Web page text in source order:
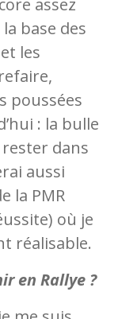
base des
les
poussées
: la bulle
dans
aussi
la PMR
où je
réalisable.
en Rallye ?